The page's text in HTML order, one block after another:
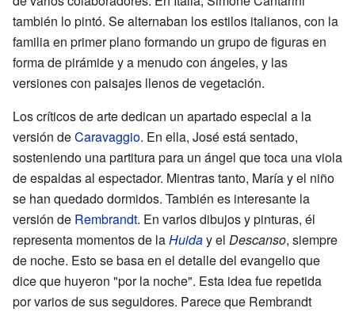
también lo pintó. Se alternaban los estilos italianos, con la
familia en primer plano formando un grupo de figuras en
forma de pirámide y a menudo con ángeles, y las
versiones con paisajes llenos de vegetación.
Los críticos de arte dedican un apartado especial a la
versión deCaravaggio. En ella, José está sentado,
sosteniendo una partitura para un ángel que toca una viola
de espaldas al espectador. Mientras tanto, María y el niño
se han quedado dormidos. También es interesante la
versión de Rembrandt. En varios dibujos y pinturas, él
representa momentos de laHuiday el Descanso, siempre
de noche. Esto se basa en el detalle del evangelio que
dice que huyeron "por la noche". Esta idea fue repetida
por varios de sus seguidores. Parece que Rembrandt